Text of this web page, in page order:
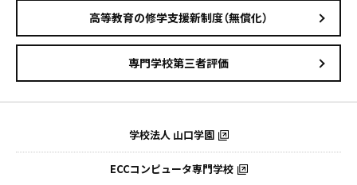
高等教育の修学支援新制度（無償化）
専門学校第三者評価
学校法人 山口学園
ECCコンピュータ専門学校